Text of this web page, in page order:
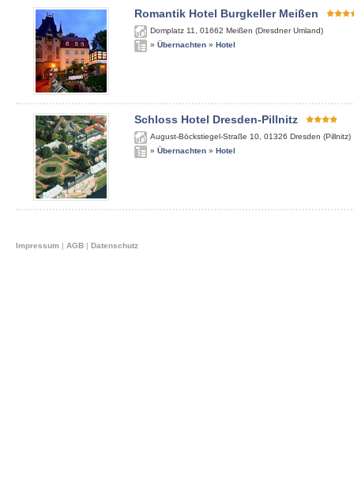
Romantik Hotel Burgkeller Meißen
Domplatz 11 01662 Meißen (Dresdner Umland)
» Übernachten » Hotel
Schloss Hotel Dresden-Pillnitz
August-Böckstiegel-Straße 10 01326 Dresden (Pillnitz)
» Übernachten » Hotel
Impressum | AGB | Datenschutz